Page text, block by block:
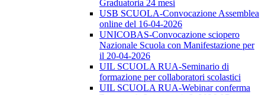
Graduatoria 24 mesi
USB SCUOLA-Convocazione Assemblea
online del 16-04-2026
UNICOBAS-Convocazione sciopero
Nazionale Scuola con Manifestazione per
il 20-04-2026
UIL SCUOLA RUA-Seminario di
formazione per collaboratori scolastici
UIL SCUOLA RUA-Webinar conferma